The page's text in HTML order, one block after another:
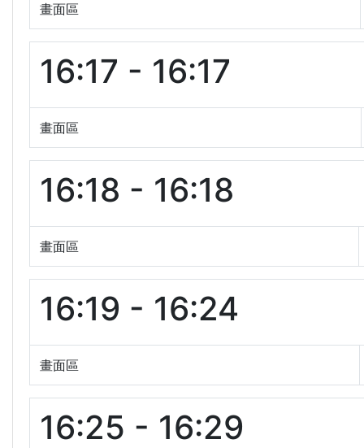
畫面區
16:17 - 16:17
畫面區
16:18 - 16:18
畫面區
16:19 - 16:24
畫面區
16:25 - 16:29